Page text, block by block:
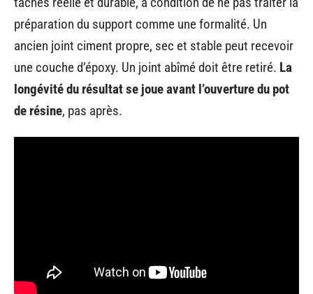
préparation du support comme une formalité. Un
ancien joint ciment propre, sec et stable peut recevoir
une couche d’époxy. Un joint abîmé doit être retiré. La
longévité du résultat se joue avant l’ouverture du pot
de résine, pas après.